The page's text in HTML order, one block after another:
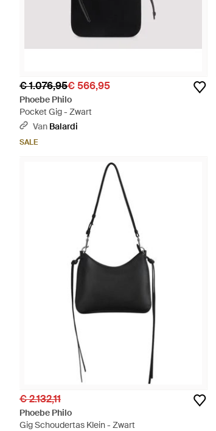
€ 1.076,95€ 566,95
Phoebe Philo
Pocket Gig - Zwart
Van Balardi
SALE
€ 2.132,11
Phoebe Philo
Gig Schoudertas Klein - Zwart